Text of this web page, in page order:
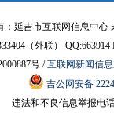
：延吉市互联网信息中心
（外联） QQ:663914
号 /互联网新闻信
吉公网安备
违法和不良信息举报电话